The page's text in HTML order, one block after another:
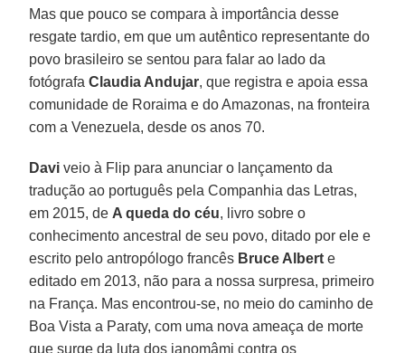
Mas que pouco se compara à importância desse
resgate tardio, em que um autêntico representante do
povo brasileiro se sentou para falar ao lado da
fotógrafaClaudia Andujar, que registra e apoia essa
comunidade de Roraima e do Amazonas, na fronteira
com a Venezuela, desde os anos 70.
Davi veio à Flip para anunciar o lançamento da
tradução ao português pela Companhia das Letras,
em 2015, de A queda do céu, livro sobre o
conhecimento ancestral de seu povo, ditado por ele e
escrito pelo antropólogo francês Bruce Albert e
editado em 2013, não para a nossa surpresa, primeiro
na França. Mas encontrou-se, no meio do caminho de
Boa Vista a Paraty, com uma nova ameaça de morte
que surge da luta dos ianomâmi contra os